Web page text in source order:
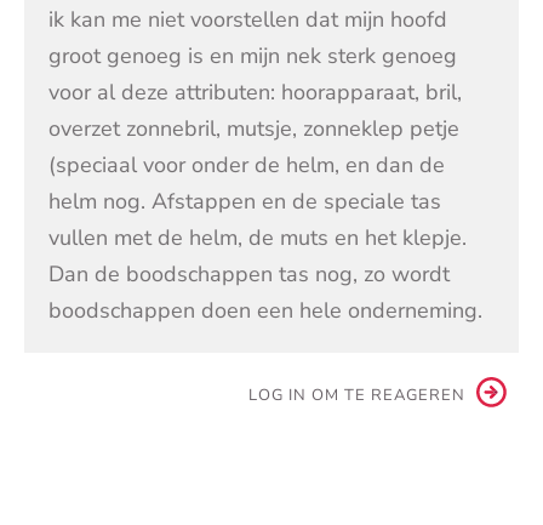
ik kan me niet voorstellen dat mijn hoofd
groot genoeg is en mijn nek sterk genoeg
voor al deze attributen: hoorapparaat, bril,
overzet zonnebril, mutsje, zonneklep petje
(speciaal voor onder de helm, en dan de
helm nog. Afstappen en de speciale tas
vullen met de helm, de muts en het klepje.
Dan de boodschappen tas nog, zo wordt
boodschappen doen een hele onderneming.
LOG IN OM TE REAGEREN